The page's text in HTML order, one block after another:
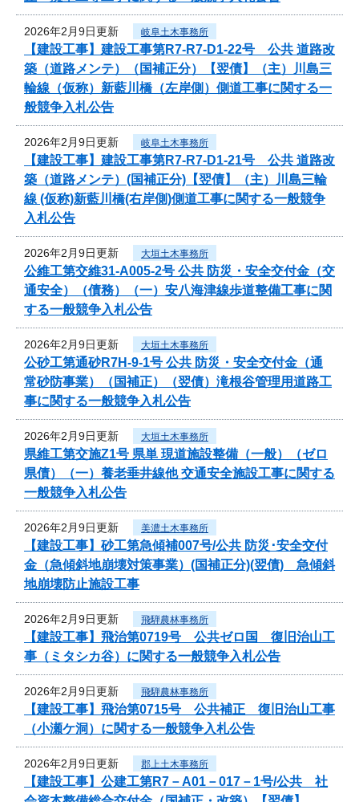
2026年2月9日更新 岐阜土木事務所
【建設工事】建設工事第R7-R7-D1-22号 公共 道路改
築（道路メンテ）（国補正分）【翌債】（主）川島三
輪線（仮称）新藍川橋（左岸側）側道工事に関する一
般競争入札公告
2026年2月9日更新 岐阜土木事務所
【建設工事】建設工事第R7-R7-D1-21号 公共 道路改
築（道路メンテ）(国補正分)【翌債】（主）川島三輪
線 (仮称)新藍川橋(右岸側)側道工事に関する一般競争
入札公告
2026年2月9日更新 大垣土木事務所
公維工第交維31-A005-2号 公共 防災・安全交付金（交
通安全）（債務）（一）安八海津線歩道整備工事に関
する一般競争入札公告
2026年2月9日更新 大垣土木事務所
公砂工第通砂R7H-9-1号 公共 防災・安全交付金（通
常砂防事業）（国補正）（翌債）滝根谷管理用道路工
事に関する一般競争入札公告
2026年2月9日更新 大垣土木事務所
県維工第交施Z1号 県単 現道施設整備（一般）（ゼロ
県債）（一）養老垂井線他 交通安全施設工事に関する
一般競争入札公告
2026年2月9日更新 美濃土木事務所
【建設工事】砂工第急傾補007号/公共 防災･安全交付
金（急傾斜地崩壊対策事業）(国補正分)(翌債) 急傾斜
地崩壊防止施設工事
2026年2月9日更新 飛騨農林事務所
【建設工事】飛治第0719号 公共ゼロ国 復旧治山工
事（ミタシカ谷）に関する一般競争入札公告
2026年2月9日更新 飛騨農林事務所
【建設工事】飛治第0715号 公共補正 復旧治山工事
（小瀬ケ洞）に関する一般競争入札公告
2026年2月9日更新 郡上土木事務所
【建設工事】公建工第R7－A01－017－1号/公共 社